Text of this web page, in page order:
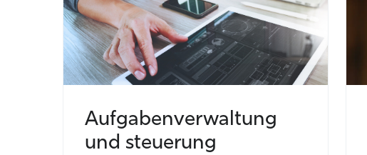
Aufgabenverwaltung
und steuerung